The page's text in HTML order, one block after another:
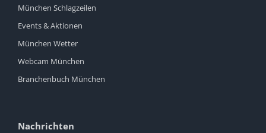
München Schlagzeilen
Events & Aktionen
München Wetter
Webcam München
Branchenbuch München
Nachrichten